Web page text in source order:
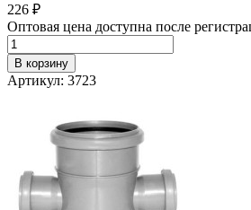
226 ₽
Оптовая цена доступна после
В корзину
Артикул: 3723